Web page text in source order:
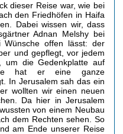
dieser Reise war, wie bei
den Friedhöfen in Haifa
Dabei wissen wir, dass
Adnan Melshy bei
Wünsche offen lässt: der
und gepflegt, vor jedem
um die Gedenkplatte auf
hat er eine ganze
In Jerusalem sah das ein
wollten wir einen neuen
Da hier in Jerusalem
von einem Neubau
dem Rechten sehen. So
am Ende unserer Reise